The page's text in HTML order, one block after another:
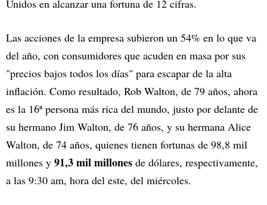
Unidos en alcanzar una fortuna de 12 cifras.
Las acciones de la empresa subieron un 54% en lo que va
del año, con consumidores que acuden en masa por sus
"precios bajos todos los días" para escapar de la alta
inflación. Como resultado, Rob Walton, de 79 años, ahora
es la 16ª persona más rica del mundo, justo por delante de
su hermano Jim Walton, de 76 años, y su hermana Alice
Walton, de 74 años, quienes tienen fortunas de 98,8 mil
millones y 91,3 mil millones de dólares, respectivamente,
a las 9:30 am, hora del este, del miércoles.